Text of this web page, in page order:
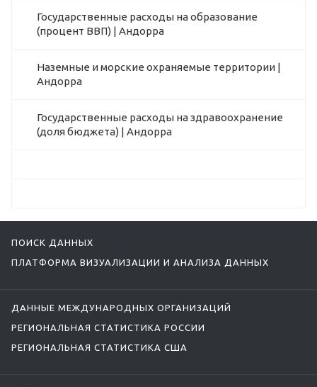
Государственные расходы на образование
(процент ВВП) | Андорра
Наземные и морские охраняемые территории |
Андорра
Государственные расходы на здравоохранение
(доля бюджета) | Андорра
ПОИСК ДАННЫХ
ПЛАТФОРМА ВИЗУАЛИЗАЦИИ И АНАЛИЗА ДАННЫХ
ДАННЫЕ МЕЖДУНАРОДНЫХ ОРГАНИЗАЦИЙ
РЕГИОНАЛЬНАЯ СТАТИСТИКА РОССИИ
РЕГИОНАЛЬНАЯ СТАТИСТИКА США